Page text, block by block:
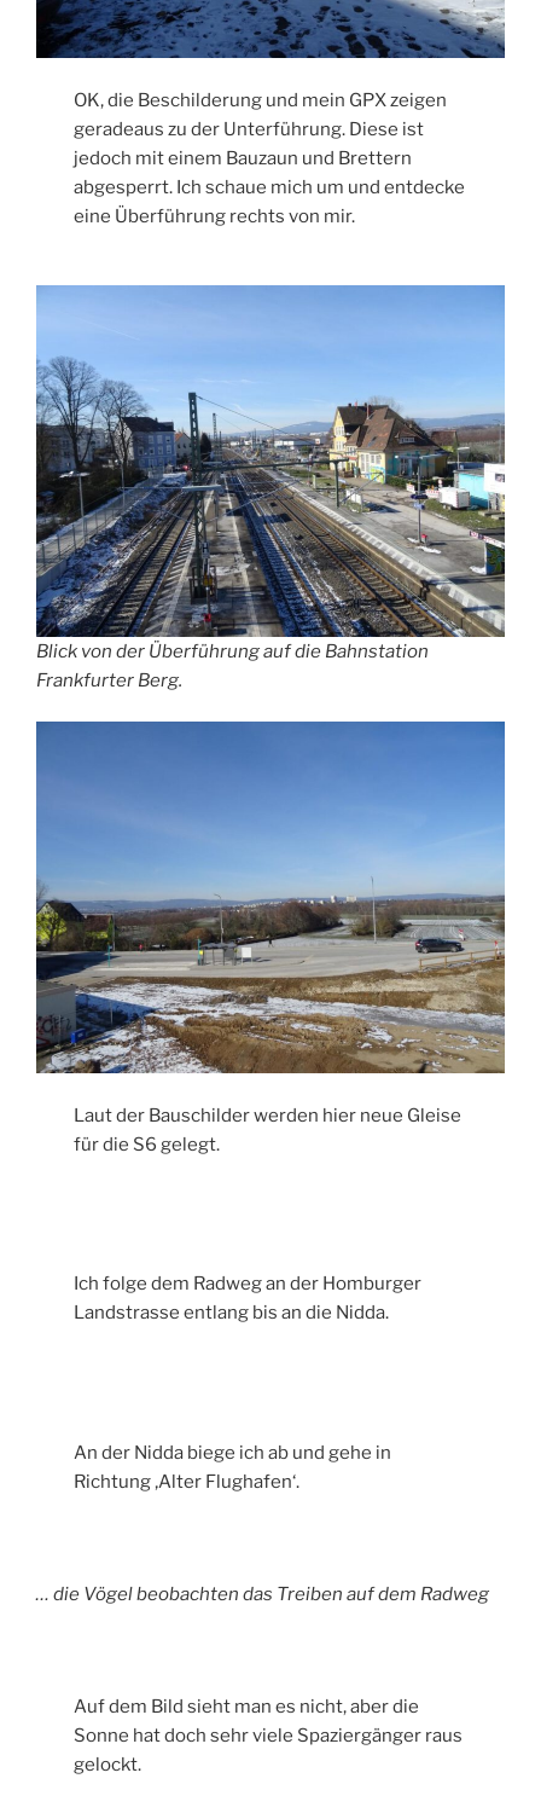
OK, die Beschilderung und mein GPX zeigen
geradeaus zu der Unterführung. Diese ist
jedoch mit einem Bauzaun und Brettern
abgesperrt. Ich schaue mich um und entdecke
eine Überführung rechts von mir.
Blick von der Überführung auf die Bahnstation
Frankfurter Berg.
Laut der Bauschilder werden hier neue Gleise
für die S6 gelegt.
Ich folge dem Radweg an der Homburger
Landstrasse entlang bis an die Nidda.
An der Nidda biege ich ab und gehe in
Richtung ‚Alter Flughafen‘.
… die Vögel beobachten das Treiben auf dem Radweg
Auf dem Bild sieht man es nicht, aber die
Sonne hat doch sehr viele Spaziergänger raus
gelockt.